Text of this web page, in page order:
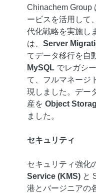
Chinachem Group
ービスを活用して
代化戦略を実施し
は、 Server
てデータ移行を自
MySQLでレガシ
て、フルマネージ
現しました。デー
産を Object
ました。
セキュリティ
セキュリティ強化
Service (KMS)と
港とバージニアの